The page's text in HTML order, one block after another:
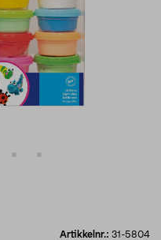
Artikkelnr.: 31-5804